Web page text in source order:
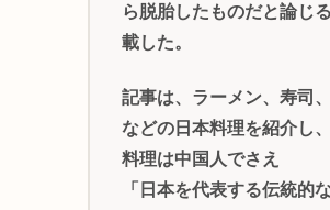
ら脱胎したものだと論じ
載した。
記事は、ラーメン、寿司
などの日本料理を紹介し
料理は中国人でさえ
「日本を代表する伝統的